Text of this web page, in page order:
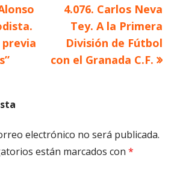
previa
Artículo
siguiente
4.076. Carlos Neva
Tey. A la Primera
División de Fútbol
con el Granada C.F.
electrónico no será publicada.
están marcados con *